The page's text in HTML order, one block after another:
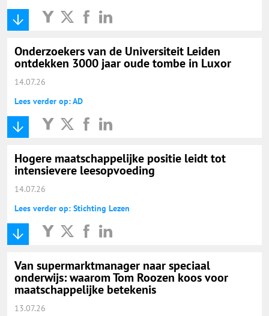
Onderzoekers van de Universiteit Leiden
ontdekken 3000 jaar oude tombe in Luxor
14.07.26
Lees verder op: AD
Hogere maatschappelijke positie leidt tot
intensievere leesopvoeding
14.07.26
Lees verder op: Stichting Lezen
Van supermarktmanager naar speciaal
onderwijs: waarom Tom Roozen koos voor
maatschappelijke betekenis
13.07.26